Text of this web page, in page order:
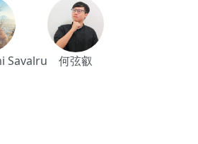
Savalru 何弦叡